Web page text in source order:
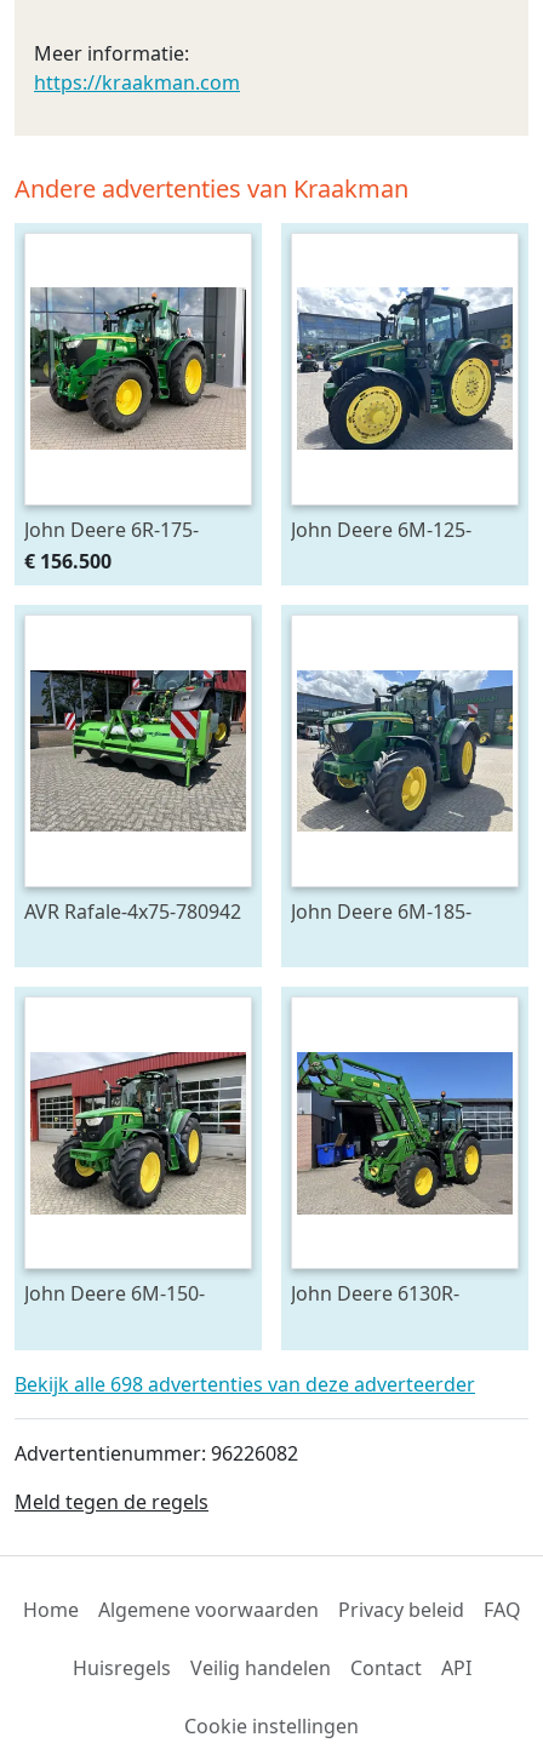
Meer informatie:
https://kraakman.com
Andere advertenties van Kraakman
John Deere 6R-175-
783659
€ 156.500
John Deere 6M-125-
AVR Rafale-4x75-780942
John Deere 6M-185-
John Deere 6M-150-
John Deere 6130R-
Bekijk alle 698 advertenties van deze adverteerder
Advertentienummer: 96226082
Meld tegen de regels
Home Algemene voorwaarden Privacy beleid FAQ
Huisregels Veilig handelen Contact API
Cookie instellingen